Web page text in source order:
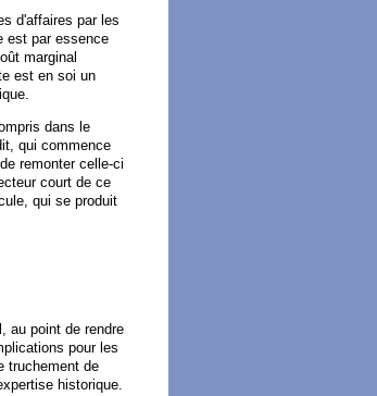
d'affaires par les
est par essence
marginal
est en soi un
dans le
qui commence
remonter celle-ci
court de ce
qui se produit
au point de rendre
pour les
truchement de
historique.